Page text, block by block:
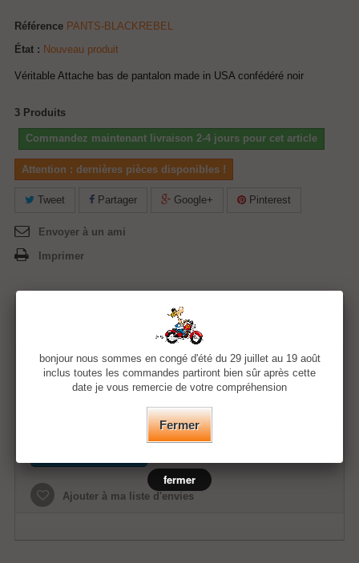
Référence PANTS-BLACKREBEL
État : Nouveau produit
Véritable Attache bas de pantalon made in USA confédéré noir
3 Produits
Commandez maintenant livraison 2-4 jours pour cet article
Attention : dernières pièces disponibles !
Tweet Partager Google+ Pinterest
Envoyer à un ami
Imprimer
Quantité
Ajouter à ma liste d'envies
bonjour nous sommes en congé d'été du 29 juillet au 19 août
inclus toutes les commandes partiront bien sûr après cette
date je vous remercie de votre compréhension
Fermer
fermer